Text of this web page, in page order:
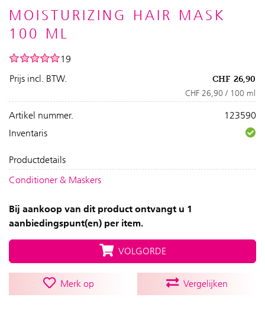
MOISTURIZING HAIR MASK
100 ML
19
Prijs incl. BTW.
CHF 26,90
CHF 26,90 / 100 ml
Artikel nummer.
123590
Inventaris
Productdetails
Conditioner & Maskers
Bij aankoop van dit product ontvangt u 1
aanbiedingspunt(en) per item.
VOLGORDE
Merk op Vergelijken